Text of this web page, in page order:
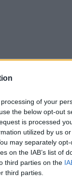
of your
the below opt-out
is processed
utilized by us
may separately
on the IAB’s list of
third parties on the
third parties.